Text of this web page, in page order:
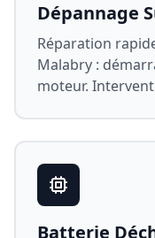
Dépannage
Réparation
Malabry :
moteur.
Batterie